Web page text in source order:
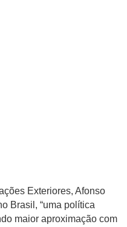
Exteriores, Afonso
Brasil, “uma política
maior aproximação com